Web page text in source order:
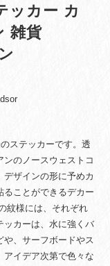
ッカー カ
雑貨
ステッカーです。透
のノースウェストコ
ザインの形に予めカ
ることができるデカー
紋様には、それぞれ
ッカーは、水に強くバ
や、サーフボードやス
アイデア次第で色々な